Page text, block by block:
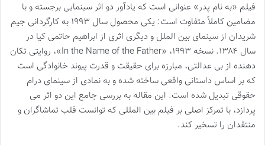
فیلم «به نام پدر» عنوانی است که یادآور دو اثر سینمایی برجسته و با
مضامین کاملاً متفاوت است: یکی محصول سال ۱۹۹۳ به کارگردانی جیم
شریدان از سینمای بین الملل و دیگری اثری از ابراهیم حاتمی کیا در
سال ۱۳۸۴. نسخه ۱۹۹۳، «In the Name of the Father»، روایتی تکان
دهنده از بی عدالتی، مبارزه برای حقیقت و قدرت پیوند خانوادگی است
که بر اساس داستانی واقعی ساخته شده و به نمادی از سینمای درام
حقوقی تبدیل شده است. این مقاله به بررسی جامع این دو اثر می
پردازد، با تمرکز اصلی بر فیلم بین المللی که توانست قلب تماشاگران و
منتقدان را تسخیر کند.